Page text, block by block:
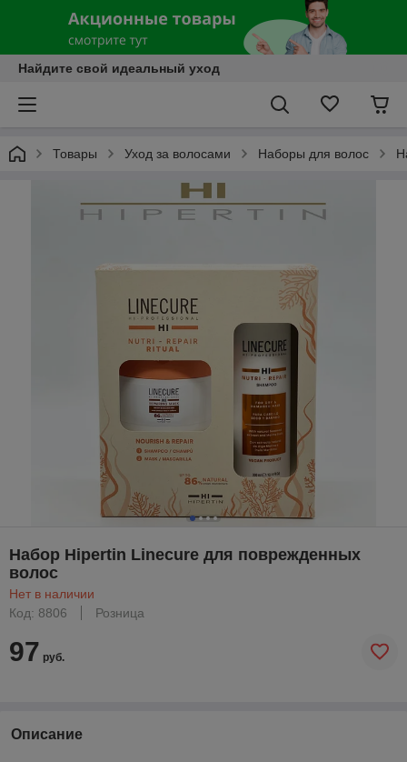
Найдите свой идеальный уход
Товары Уход за волосами Наборы для волос
Набор Hipertin Linecure для поврежденных
волос
Нет в наличии
Код: 8806
Розница
97 руб.
Описание